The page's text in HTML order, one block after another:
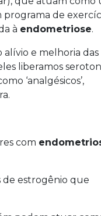
de
à endometriose.
alívio e melhoria das
liberamos
‘analgésicos’,
com
de estrogênio que